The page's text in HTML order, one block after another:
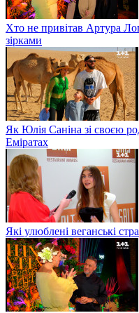
Хто не привітав Артура
зірками
Як Юлія Саніна зі своєю
Еміратах
Які улюблені веганські